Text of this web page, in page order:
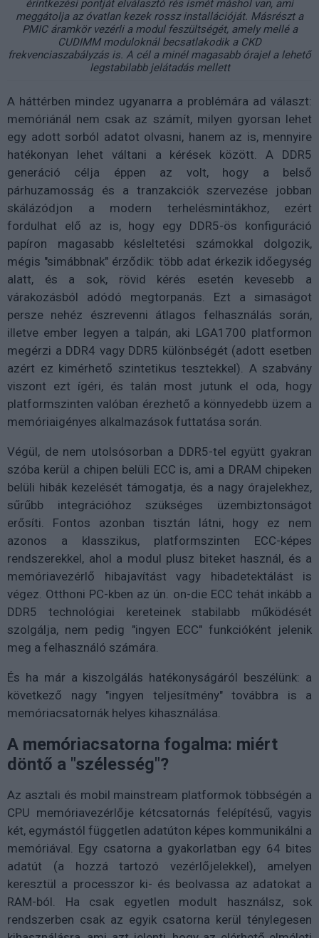
érintkezési pontját elválasztó rés ismét máshol van, ami
meggátolja az óvatlan kezek rossz installációját. Másrészt a
PMIC áramkör vezérli a modul feszültségét, amely mellé a
CUDIMM moduloknál becsatlakodik a CKD
frekvenciaszabályzás is. A cél a minél magasabb órajel a lehető
legstabilabb jelátadás mellett
A háttérben mindez ugyanarra a problémára ad választ:
memóriánál nem csak az számít, milyen gyorsan lehet
egy adott sorból adatot olvasni, hanem az is, mennyire
hatékonyan lehet váltani a kérések között. A DDR5
generáció célja éppen az volt, hogy a belső
párhuzamosság és a tranzakciók szervezése jobban
skálázódjon a modern terhelésmintákhoz, ezért
fordulhat elő az is, hogy egy DDR5-ös konfiguráció
papíron magasabb késleltetési számokkal dolgozik,
mégis "simábbnak" érződik: több adat érkezik időegység
alatt, és a sok, rövid kérés esetén kevesebb a
várakozásból adódó megtorpanás. Ezt a simaságot
persze nehéz észrevenni átlagos felhasználás során,
illetve ember legyen a talpán, aki LGA1700 platformon
megérzi a DDR4 vagy DDR5 különbségét (adott esetben
azért ez kimérhető szintetikus tesztekkel). A szabvány
viszont ezt ígéri, és talán most jutunk el oda, hogy
platformszinten valóban érezhető a könnyedebb üzem a
memóriaigényes alkalmazások futtatása során.
Végül, de nem utolsósorban a DDR5-tel együtt gyakran
szóba kerül a chipen belüli ECC is, ami a DRAM chipeken
belüli hibák kezelését támogatja, és a nagy órajelekhez,
sűrűbb integrációhoz szükséges üzembiztonságot
erősíti. Fontos azonban tisztán látni, hogy ez nem
azonos a klasszikus, platformszinten ECC-képes
rendszerekkel, ahol a modul plusz biteket használ, és a
memóriavezérlő hibajavítást vagy hibadetektálást is
végez. Otthoni PC-kben az ún. on-die ECC tehát inkább a
DDR5 technológiai kereteinek stabilabb működését
szolgálja, nem pedig "ingyen ECC" funkcióként jelenik
meg a felhasználó számára.
És ha már a kiszolgálás hatékonyságáról beszélünk: a
következő nagy "ingyen teljesítmény" továbbra is a
memóriacsatornák helyes kihasználása.
A memóriacsatorna fogalma: miért
döntő a "szélesség"?
Az asztali és mobil mainstream platformok többségén a
CPU memóriavezérlője kétcsatornás felépítésű, vagyis
két, egymástól független adatúton képes kommunikálni a
memóriával. Egy csatorna a gyakorlatban egy 64 bites
adatút (a hozzá tartozó vezérlőjelekkel), amelyen
keresztül a processzor ki- és beolvassa az adatokat a
RAM-ból. Ha csak egyetlen modult használsz, sok
rendszerben csak az egyik csatorna kerül ténylegesen